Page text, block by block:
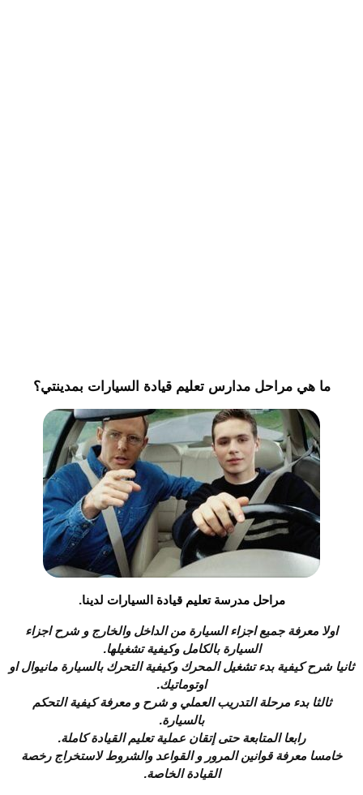
ما هي مراحل مدارس تعليم قيادة السيارات بمدينتي؟
مراحل مدرسة تعليم قيادة السيارات لدينا.
اولا معرفة جميع اجزاء السيارة من الداخل والخارج و شرح اجزاء
السيارة بالكامل وكيفية تشغيلها.
ثانيا شرح كيفية بدء تشغيل المحرك وكيفية التحرك بالسيارة مانيوال او
اوتوماتيك.
ثالثا بدء مرحلة التدريب العملي و شرح و معرفة كيفية التحكم
بالسيارة.
رابعا المتابعة حتى إتقان عملية تعليم القيادة كاملة.
خامسا معرفة قوانين المرور و القواعد والشروط لاستخراج رخصة
القيادة الخاصة.